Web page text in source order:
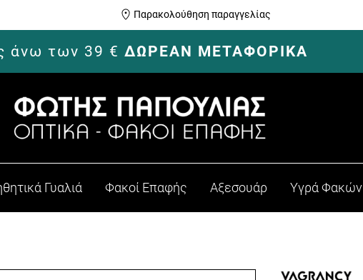
Παρακολούθηση παραγγελίας
άνω των 39 € ΔΩΡΕΑΝ ΜΕΤΑΦΟΡΙΚΑ
Γυαλιά Φακοί Επαφής Αξεσουάρ Υγρά Φακών